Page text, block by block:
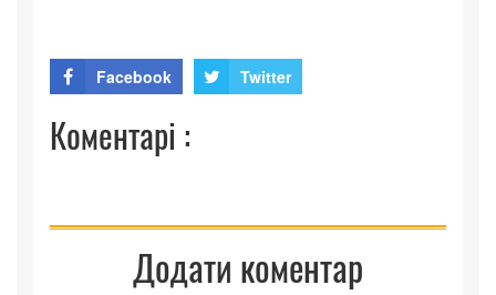
Facebook Twitter
Коментарі :
Додати коментар